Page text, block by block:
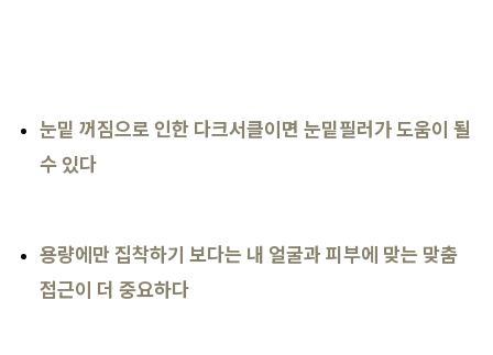
눈밑 꺼짐으로 인한 다크서클이면 눈밑필러가 도움이 될
수 있다
용량에만 집착하기 보다는 내 얼굴과 피부에 맞는 맞춤
접근이 더 중요하다